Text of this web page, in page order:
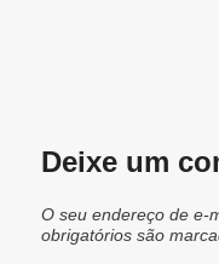
Deixe um
O seu endereço de e-
obrigatórios são